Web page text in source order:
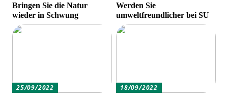
Bringen Sie die Natur
wieder in Schwung
Werden Sie
umweltfreundlicher bei SU
25/09/2022 18/09/2022